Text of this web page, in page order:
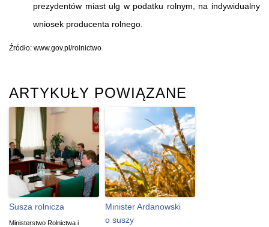
prezydentów miast ulg w podatku rolnym, na indywidualny
wniosek producenta rolnego.
Źródło: www.gov.pl/rolnictwo
ARTYKUŁY POWIĄZANE
Susza rolnicza
Ministerstwo Rolnictwa i
Minister Ardanowski
o suszy